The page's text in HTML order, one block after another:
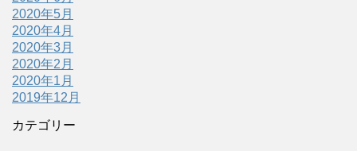
2020年5月
2020年4月
2020年3月
2020年2月
2020年1月
2019年12月
カテゴリー